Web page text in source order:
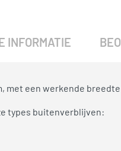
INFORMATIE
met een werkende
types buitenverblijven: